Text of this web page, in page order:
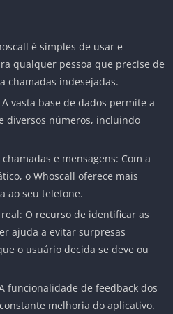
é simples de usar e
qualquer pessoa que precise de
chamadas indesejadas.
vasta base de dados permite a
diversos números, incluindo
e mensagens: Com a
o Whoscall oferece mais
ao seu telefone.
O recurso de identificar as
ajuda a evitar surpresas
o usuário decida se deve ou
funcionalidade de feedback dos
melhoria do aplicativo.